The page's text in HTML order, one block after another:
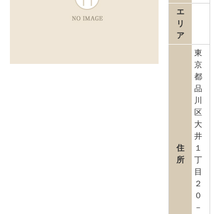
エ
リ
ア
住
所
東
京
都
品
川
区
大
井
１
丁
目
２
０
－